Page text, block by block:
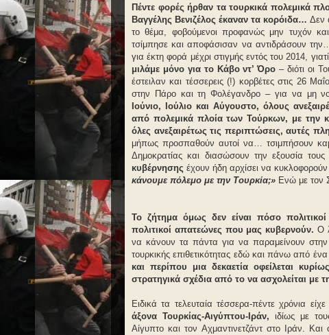
Πέντε φορές ήρθαν τα τουρκικά πολεμικά
Βαγγέλης Βενιζέλος έκαναν τα κορόιδα… Δεν
το θέμα, φοβούμενοι προφανώς μην τυχόν
τσίμπησε και αποφάσισαν να αντιδράσουν
για έκτη φορά μέχρι στιγμής εντός του 2014,
μιλάμε μόνο για το Κάβο ντ’ Όρο – διότι οι
έστειλαν και τέσσερεις (!) κορβέτες στις 26
στην Πάρο και τη Φολέγανδρο – για να μη
Ιούνιο, Ιούλιο και Αύγουστο, όλους
από πολεμικά πλοία των Τούρκων, με την
όλες ανεξαιρέτως τις περιπτώσεις, αυτές
μήπως προσπαθούν αυτοί να… τσιμπήσουν
Δημοκρατίας και διασώσουν την εξουσία
κυβέρνησηςέχουν ήδη αρχίσει να
κάνουμε πόλεμο με την Τουρκία;» Ενώ με τον
Το ζήτημα όμως δεν είναι πόσο πολιτικοί
πολιτικοί απατεώνες που μας κυβερνούν. Ο
να κάνουν τα πάντα για να παραμείνουν
τουρκικής επιθετικότητας εδώ και πάνω από
και περίπου μια δεκαετία οφείλεται
στρατηγικά σχέδια από το να ασχολείται με
Ειδικά τα τελευταία τέσσερα-πέντε χρόνια
άξονα Τουρκίας-Αιγύπτου-Ιράν, ιδίως με
Αίγυπτο και τον Αχμαντινετζάντ στο Ιράν.